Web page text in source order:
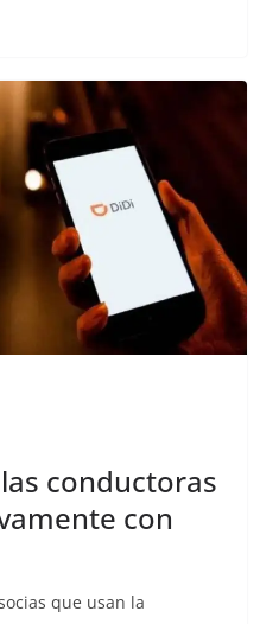
conductoras
con
que usan la